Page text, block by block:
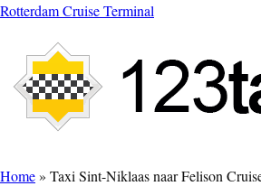
Rotterdam Cruise Terminal
Home» Taxi Sint-Niklaas naar Felison